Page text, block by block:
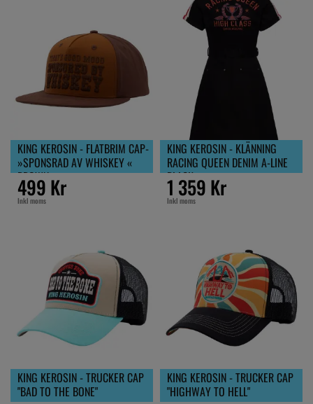
KING KEROSIN - FLATBRIM CAP-
»SPONSRAD AV WHISKEY «
BROWN
499 Kr
Inkl moms
KING KEROSIN - KLÄNNING
RACING QUEEN DENIM A-LINE
BLACK
1 359 Kr
Inkl moms
KING KEROSIN - TRUCKER CAP
"BAD TO THE BONE"
KING KEROSIN - TRUCKER CAP
"HIGHWAY TO HELL"